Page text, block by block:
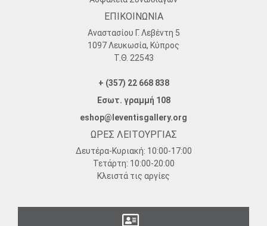
ΕΠΙΚΟΙΝΩΝΙΑ
Αναστασίου Γ. Λεβέντη 5
1097 Λευκωσία, Κύπρος
Τ.Θ. 22543
+ (357) 22 668 838
Εσωτ. γραμμή 108
eshop@leventisgallery.org
ΩΡΕΣ ΛΕΙΤΟΥΡΓΙΑΣ
Δευτέρα-Κυριακή: 10:00-17:00
Τετάρτη: 10:00-20:00
Κλειστά τις αργίες